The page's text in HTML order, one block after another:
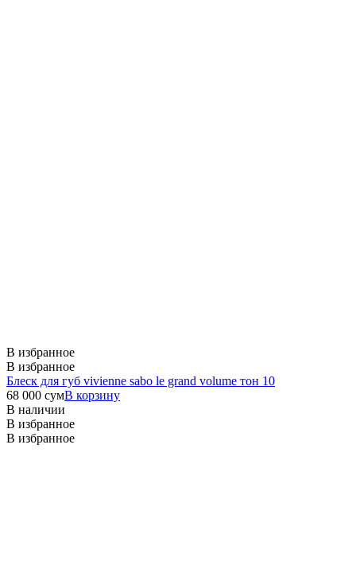
В избранное
В избранное
Блеск для губ vivienne sabo le grand volume тон 10
68 000 сумВ корзину
В наличии
В избранное
В избранное